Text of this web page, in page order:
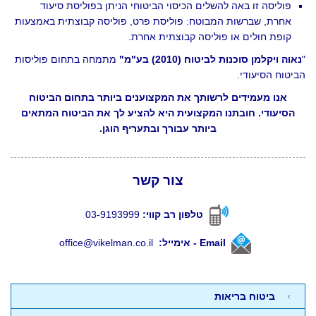
פוליסה זו באה להשלים הכיסוי הביטוחי הניתן בפוליסת סיעוד
אחרת, שברשות המבוטח: פוליסת פרט, פוליסה קבוצתית באמצעות
קופת חולים או פוליסה קבוצתית אחרת.
ויקלמן סוכנות לביטוח (2010) בע"מ"
מתמחה בתחום פוליסות
הסיעודי.
אנו מעמידים לרשותך את המקצוענים ביותר בתחום הביטוח
הסיעודי. חובתנו המקצועית היא להציע לך את הביטוח המתאים
ביותר עבורך ובתעריף הוגן.
צור קשר
טלפון רב קווי: 03-9193999
Email - אימייל:office@vikelman.co.il
ביטוח בריאות